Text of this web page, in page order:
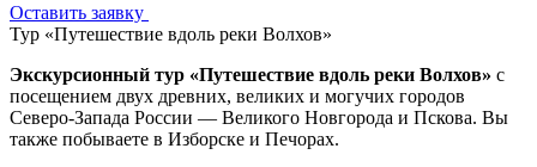
Оставить заявку
Тур «Путешествие вдоль реки Волхов»
Экскурсионный тур «Путешествие вдоль реки Волхов» с
посещением двух древних, великих и могучих городов
Северо-Запада России — Великого Новгорода и Пскова. Вы
также побываете в Изборске и Печорах.